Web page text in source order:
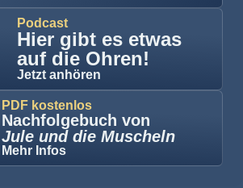
Podcast
Hier gibt es etwas
auf die Ohren!
Jetzt anhören
PDF kostenlos
Nachfolgebuch von
Jule und die Muscheln
Mehr Infos